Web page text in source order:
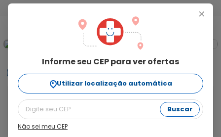
+
Informe seu CEP para ver ofertas
Utilizar localização automática
Buscar
Não sei meu CEP
Informações
Descubra o sabor único do Biscoito Recheado Oreo
Original 90g! Crocantes biscoitos de chocolate com
um recheio cremoso irresistível. Perfeito para saborear
puro, com leite ou em receitas deliciosas!